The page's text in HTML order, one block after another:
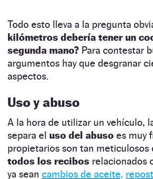
Todo esto lleva a la pregunta
kilómetros debería tener un
segunda mano? Para contestar
argumentos hay que desgranar
aspectos.
Uso y abuso
A la hora de utilizar un vehículo,
separa el uso del abuso es muy
propietarios son tan meticulosos
todos los recibos relacionados
ya sean cambios de aceite,